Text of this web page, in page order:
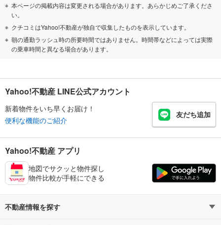
本ページの掲載内容は変更される場合があります。あらかじめご了承くださ
い。
クチコミはYahoo!不動産が独自で収集したものを表示しています。
朝の通勤ラッシュ時の所要時間ではありません。時間帯などによっては実際
の乗車時間と異なる場合があります。
Yahoo!不動産 LINE公式アカウント
新着物件をいち早くお届け！
便利な機能のご紹介
友だち追加
Yahoo!不動産 アプリ
地図でサクッと物件探し
物件比較が手軽にできる
不動産情報を探す